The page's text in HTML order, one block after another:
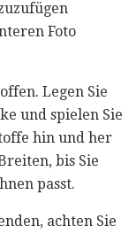
Foto
Legen Sie
und spielen Sie
hin und her
bis Sie
passt.
achten Sie